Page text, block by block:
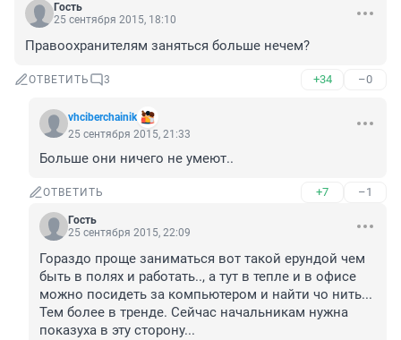
Гость
25 сентября 2015, 18:10
Правоохранителям заняться больше нечем?
ОТВЕТИТЬ 3 +34 –0
vhciberchainik
25 сентября 2015, 21:33
Больше они ничего не умеют..
ОТВЕТИТЬ +7 –1
Гость
25 сентября 2015, 22:09
Гораздо проще заниматься вот такой ерундой чем
быть в полях и работать.., а тут в тепле и в офисе
можно посидеть за компьютером и найти чо нить...
Тем более в тренде. Сейчас начальникам нужна
показуха в эту сторону...